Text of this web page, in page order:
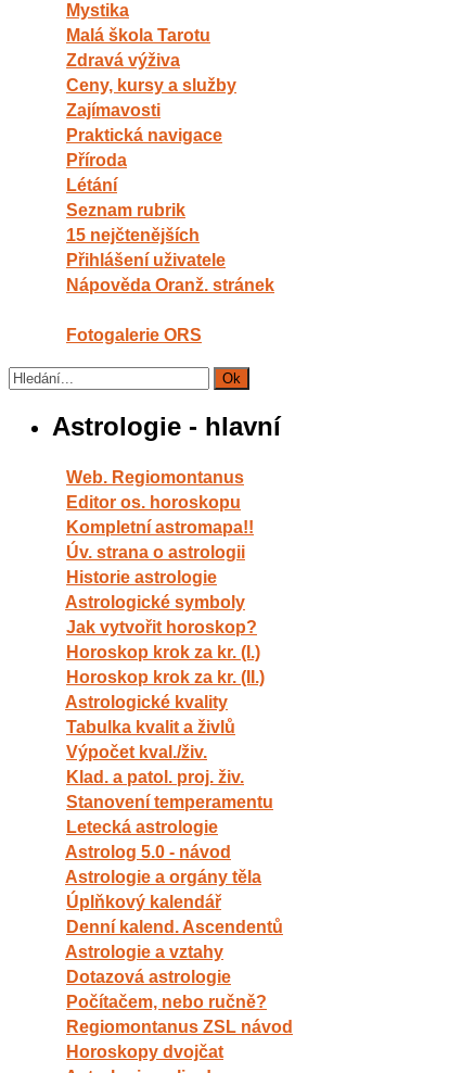
Mystika
Malá škola Tarotu
Zdravá výživa
Ceny, kursy a služby
Zajímavosti
Praktická navigace
Příroda
Létání
Seznam rubrik
15 nejčtenějších
Přihlášení uživatele
Nápověda Oranž. stránek
Fotogalerie ORS
Astrologie - hlavní
Web. Regiomontanus
Editor os. horoskopu
Kompletní astromapa!!
Úv. strana o astrologii
Historie astrologie
Astrologické symboly
Jak vytvořit horoskop?
Horoskop krok za kr. (I.)
Horoskop krok za kr. (II.)
Astrologické kvality
Tabulka kvalit a živlů
Výpočet kval./živ.
Klad. a patol. proj. živ.
Stanovení temperamentu
Letecká astrologie
Astrolog 5.0 - návod
Astrologie a orgány těla
Úplňkový kalendář
Denní kalend. Ascendentů
Astrologie a vztahy
Dotazová astrologie
Počítačem, nebo ručně?
Regiomontanus ZSL návod
Horoskopy dvojčat